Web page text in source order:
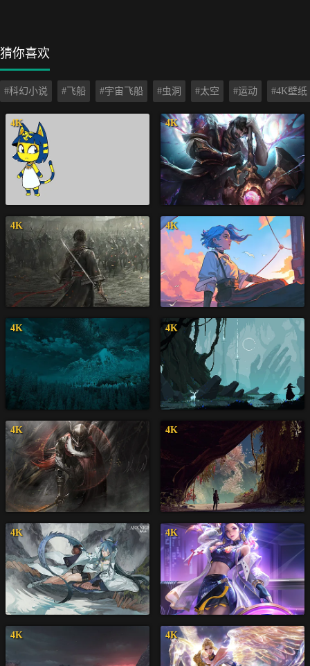
猜你喜欢
#科幻小说 #飞船 #宇宙飞船 #虫洞 #太空 #运动 #4K壁纸
4K 4K
4K 4K
4K 4K
4K 4K
4K 4K
4K 4K